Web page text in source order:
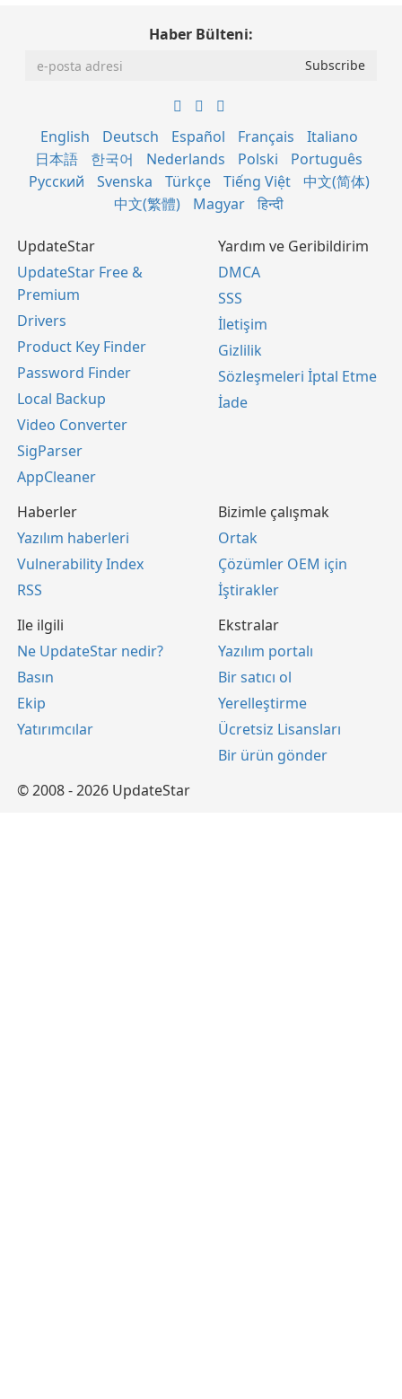
Haber Bülteni:
English Deutsch Español Français
Italiano
日本語
한국어 Nederlands Polski
Português
Русский
Svenska Türkçe Tiếng Việt
中文(简体)
中文(繁體)
Magyar हिन्दी
UpdateStar
UpdateStar Free &
Premium
Drivers
Product Key Finder
Password Finder
Local Backup
Video Converter
SigParser
AppCleaner
Yardım ve Geribildirim
DMCA
SSS
İletişim
Gizlilik
Sözleşmeleri İptal Etme
İade
Haberler
Yazılım haberleri
Vulnerability Index
RSS
Bizimle çalışmak
Ortak
Çözümler OEM için
İştirakler
Ile ilgili
Ne UpdateStar nedir?
Basın
Ekip
Yatırımcılar
Ekstralar
Yazılım portalı
Bir satıcı ol
Yerelleştirme
Ücretsiz Lisansları
Bir ürün gönder
© 2008 - 2026 UpdateStar